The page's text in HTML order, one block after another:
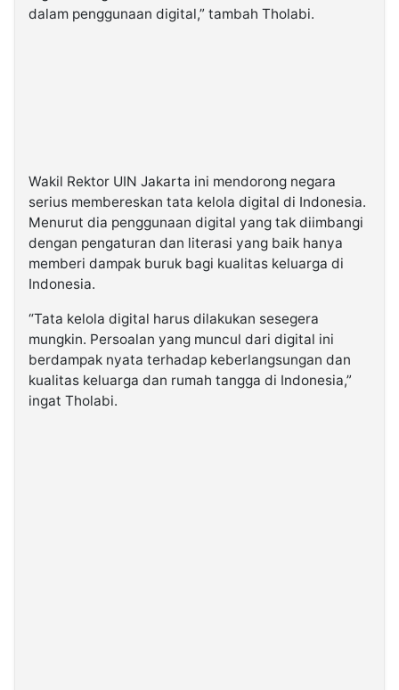
dalam penggunaan digital,” tambah Tholabi.
Wakil Rektor UIN Jakarta ini mendorong negara
serius membereskan tata kelola digital di Indonesia.
Menurut dia penggunaan digital yang tak diimbangi
dengan pengaturan dan literasi yang baik hanya
memberi dampak buruk bagi kualitas keluarga di
Indonesia.
“Tata kelola digital harus dilakukan sesegera
mungkin. Persoalan yang muncul dari digital ini
berdampak nyata terhadap keberlangsungan dan
kualitas keluarga dan rumah tangga di Indonesia,”
ingat Tholabi.